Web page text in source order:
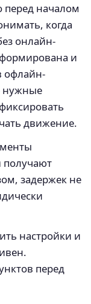
перед началом
когда
онлайн-
и
офлайн-
нужные
движение.
получают
задержек не
настройки и
перед